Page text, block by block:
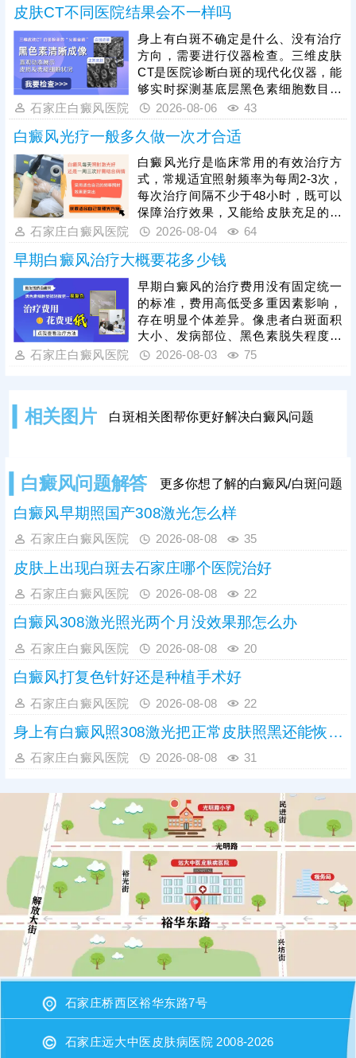
完整复色。
固，单一用药治疗见效较慢，临床常
采取药物+照光方式综合治疗，两者同
步进行，增强疗效，提升祛白速度。
皮肤CT不同医院结果会不一样吗
身上有白斑不确定是什么、没有治疗
方向，需要进行仪器检查。三维皮肤
CT是医院诊断白斑的现代化仪器，能
够实时探测基底层黑色素细胞数目、
结构、运动轨迹等，为白斑诊断提供
科学依据。不同医院的皮肤CT设备精
度不一样，检测出来的结果可能存在
细微的差异，建议选择正规医院就
诊。比如石家庄远大中医皮肤病医
院，可提供伍德灯、三维皮肤CT综合
检测，全面分析病情，指导治疗，避
免进入祛白误区。
石家庄白癜风医院 2026-08-06 43
白癜风光疗一般多久做一次才合适
白癜风光疗是临床常用的有效治疗方
式，常规适宜照射频率为每周2-3次，
每次治疗间隔不少于48小时，既可以
保障治疗效果，又能给皮肤充足的修
复时间，具体照射频次、起始剂量和
疗程，需结合患者白斑面积、发病部
位、皮肤耐受度及病情分期，严格遵
从医嘱调整，不可自行增减次数或照
光时长。治疗白癜风的光疗方法有很
多，如：308准分子激光、311窄谱
uvb等，患者可根据自身皮损情况选择
合适方案。光疗见效周期较长，需坚
持规律治疗，切勿中途中断。
石家庄白癜风医院 2026-08-04 64
早期白癜风治疗大概要花多少钱
早期白癜风的治疗费用没有固定统一
的标准，费用高低受多重因素影响，
存在明显个体差异。像患者白斑面积
大小、发病部位、黑色素脱失程度不
同，病情轻重不一，治疗难度和周期
合理控制开支、避免花费冤枉钱，患
常做好护理，能有效辅助病情恢复，
降低病情复发、
石家庄白癜风医院 2026-08-03 75
相关图片 白斑相关图帮你更好解决白癜风问题
白癜风问题解答 更多你想了解的白癜风/白斑问题
白癜风早期照国产308激光怎么样
石家庄白癜风医院 2026-08-08 35
皮肤上出现白斑去石家庄哪个医院治好
石家庄白癜风医院 2026-08-08 22
白癜风308激光照光两个月没效果那怎么办
石家庄白癜风医院 2026-08-08 20
白癜风打复色针好还是种植手术好
石家庄白癜风医院 2026-08-08 22
身上有白癜风照308激光把正常皮肤照黑还能恢复吗
石家庄白癜风医院 2026-08-08 31
石家庄桥西区裕华东路7号
石家庄远大中医皮肤病医院 2008-2026